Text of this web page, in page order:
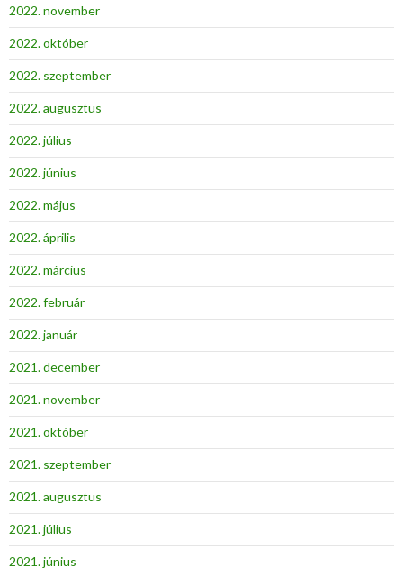
2022. november
2022. október
2022. szeptember
2022. augusztus
2022. július
2022. június
2022. május
2022. április
2022. március
2022. február
2022. január
2021. december
2021. november
2021. október
2021. szeptember
2021. augusztus
2021. július
2021. június